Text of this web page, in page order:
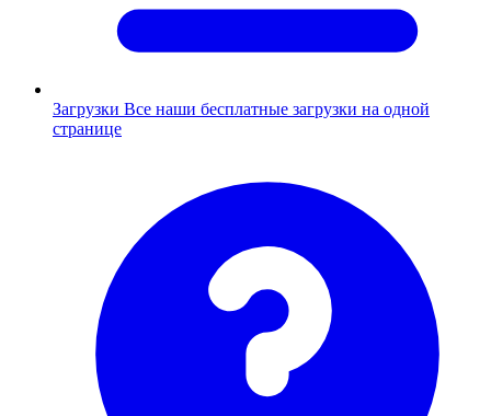
Загрузки Все наши бесплатные загрузки на одной
странице